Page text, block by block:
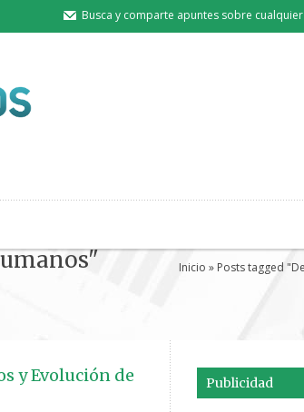
Busca y comparte apuntes sobre
Inicio » Posts tagged
y Evolución de Publicidad